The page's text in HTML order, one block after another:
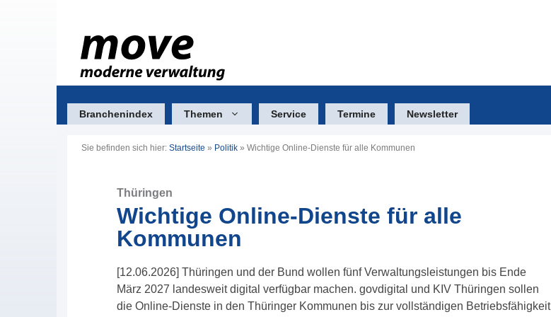
Branchenindex Themen Service Termine Newsletter
Sie befinden sich hier: Startseite » Politik » Wichtige Online-Dienste für alle Kommunen
Thüringen
Wichtige Online-Dienste für alle
Kommunen
[12.06.2026] Thüringen und der Bund wollen fünf Verwaltungsleistungen bis Ende
März 2027 landesweit digital verfügbar machen. govdigital und KIV Thüringen sollen
die Online-Dienste in den Thüringer Kommunen bis zur vollständigen Betriebsfähigkeit